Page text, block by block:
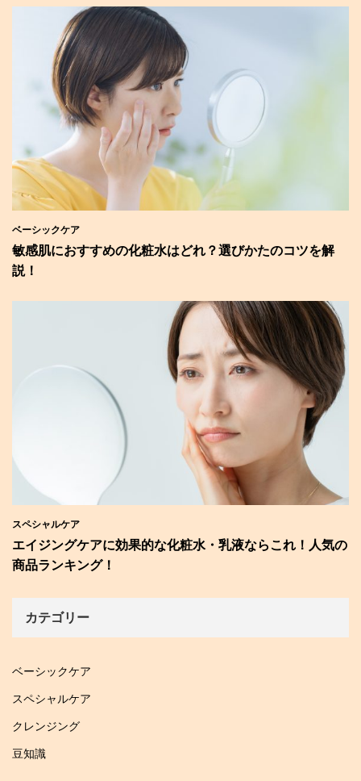
ベーシックケア
敏感肌におすすめの化粧水はどれ？選びかたのコツを解
説！
スペシャルケア
エイジングケアに効果的な化粧水・乳液ならこれ！人気の
商品ランキング！
カテゴリー
ベーシックケア
スペシャルケア
クレンジング
豆知識